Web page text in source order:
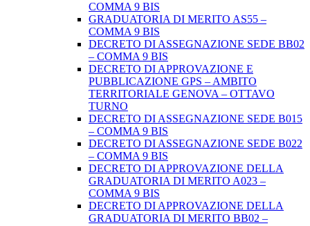
COMMA 9 BIS
GRADUATORIA DI MERITO AS55 –
COMMA 9 BIS
DECRETO DI ASSEGNAZIONE SEDE BB02
– COMMA 9 BIS
DECRETO DI APPROVAZIONE E
PUBBLICAZIONE GPS – AMBITO
TERRITORIALE GENOVA – OTTAVO
TURNO
DECRETO DI ASSEGNAZIONE SEDE B015
– COMMA 9 BIS
DECRETO DI ASSEGNAZIONE SEDE B022
– COMMA 9 BIS
DECRETO DI APPROVAZIONE DELLA
GRADUATORIA DI MERITO A023 –
COMMA 9 BIS
DECRETO DI APPROVAZIONE DELLA
GRADUATORIA DI MERITO BB02 –